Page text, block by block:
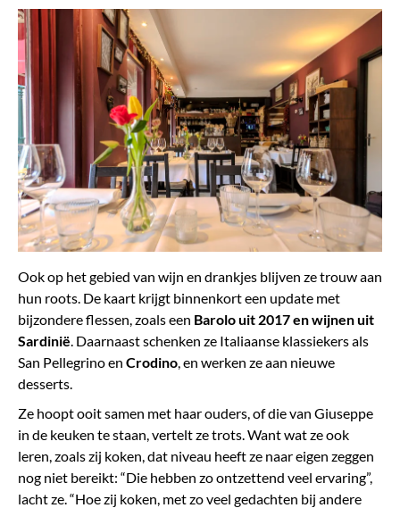
Ook op het gebied van wijn en drankjes blijven ze trouw aan
hun roots. De kaart krijgt binnenkort een update met
bijzondere flessen, zoals een Barolo uit 2017 en wijnen uit
Sardinië . Daarnaast schenken ze Italiaanse klassiekers als
San Pellegrino en Crodino , en werken ze aan nieuwe
desserts.
Ze hoopt ooit samen met haar ouders, of die van Giuseppe
in de keuken te staan, vertelt ze trots. Want wat ze ook
leren, zoals zij koken, dat niveau heeft ze naar eigen zeggen
nog niet bereikt: “Die hebben zo ontzettend veel ervaring”,
lacht ze. “Hoe zij koken, met zo veel gedachten bij andere